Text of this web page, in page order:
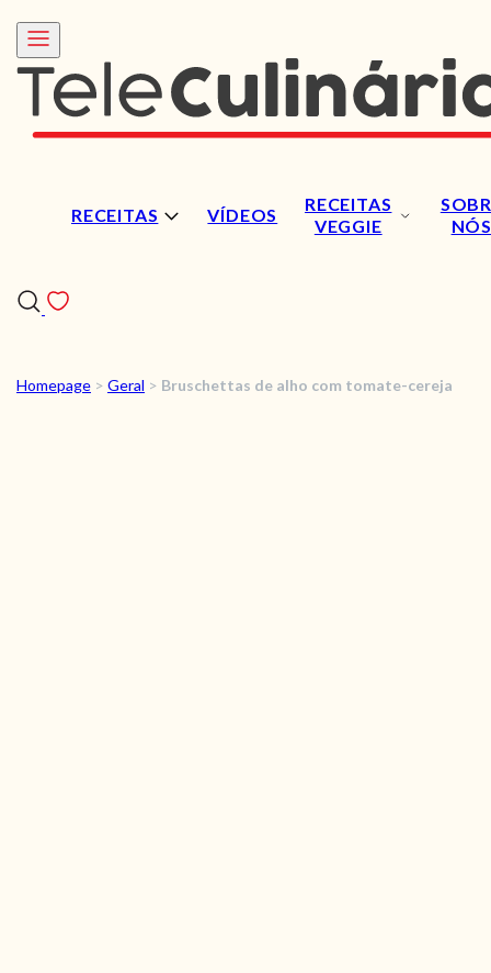
RECEITAS VÍDEOS
RECEITAS
VEGGIE
NÓS
RECEITAS
Homepage > Geral > Bruschettas de alho com tomate-cereja